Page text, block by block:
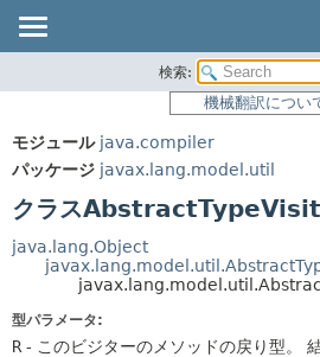
パッケージ
使用
ツリー
プレビュー
サマ
詳細:
検索:
機械翻訳につい
モジュール java.compiler
パッケージ javax.lang.model.util
クラス
java.lang.Object
型パラメータ:
R - このビジターのメソッドの戻り型。